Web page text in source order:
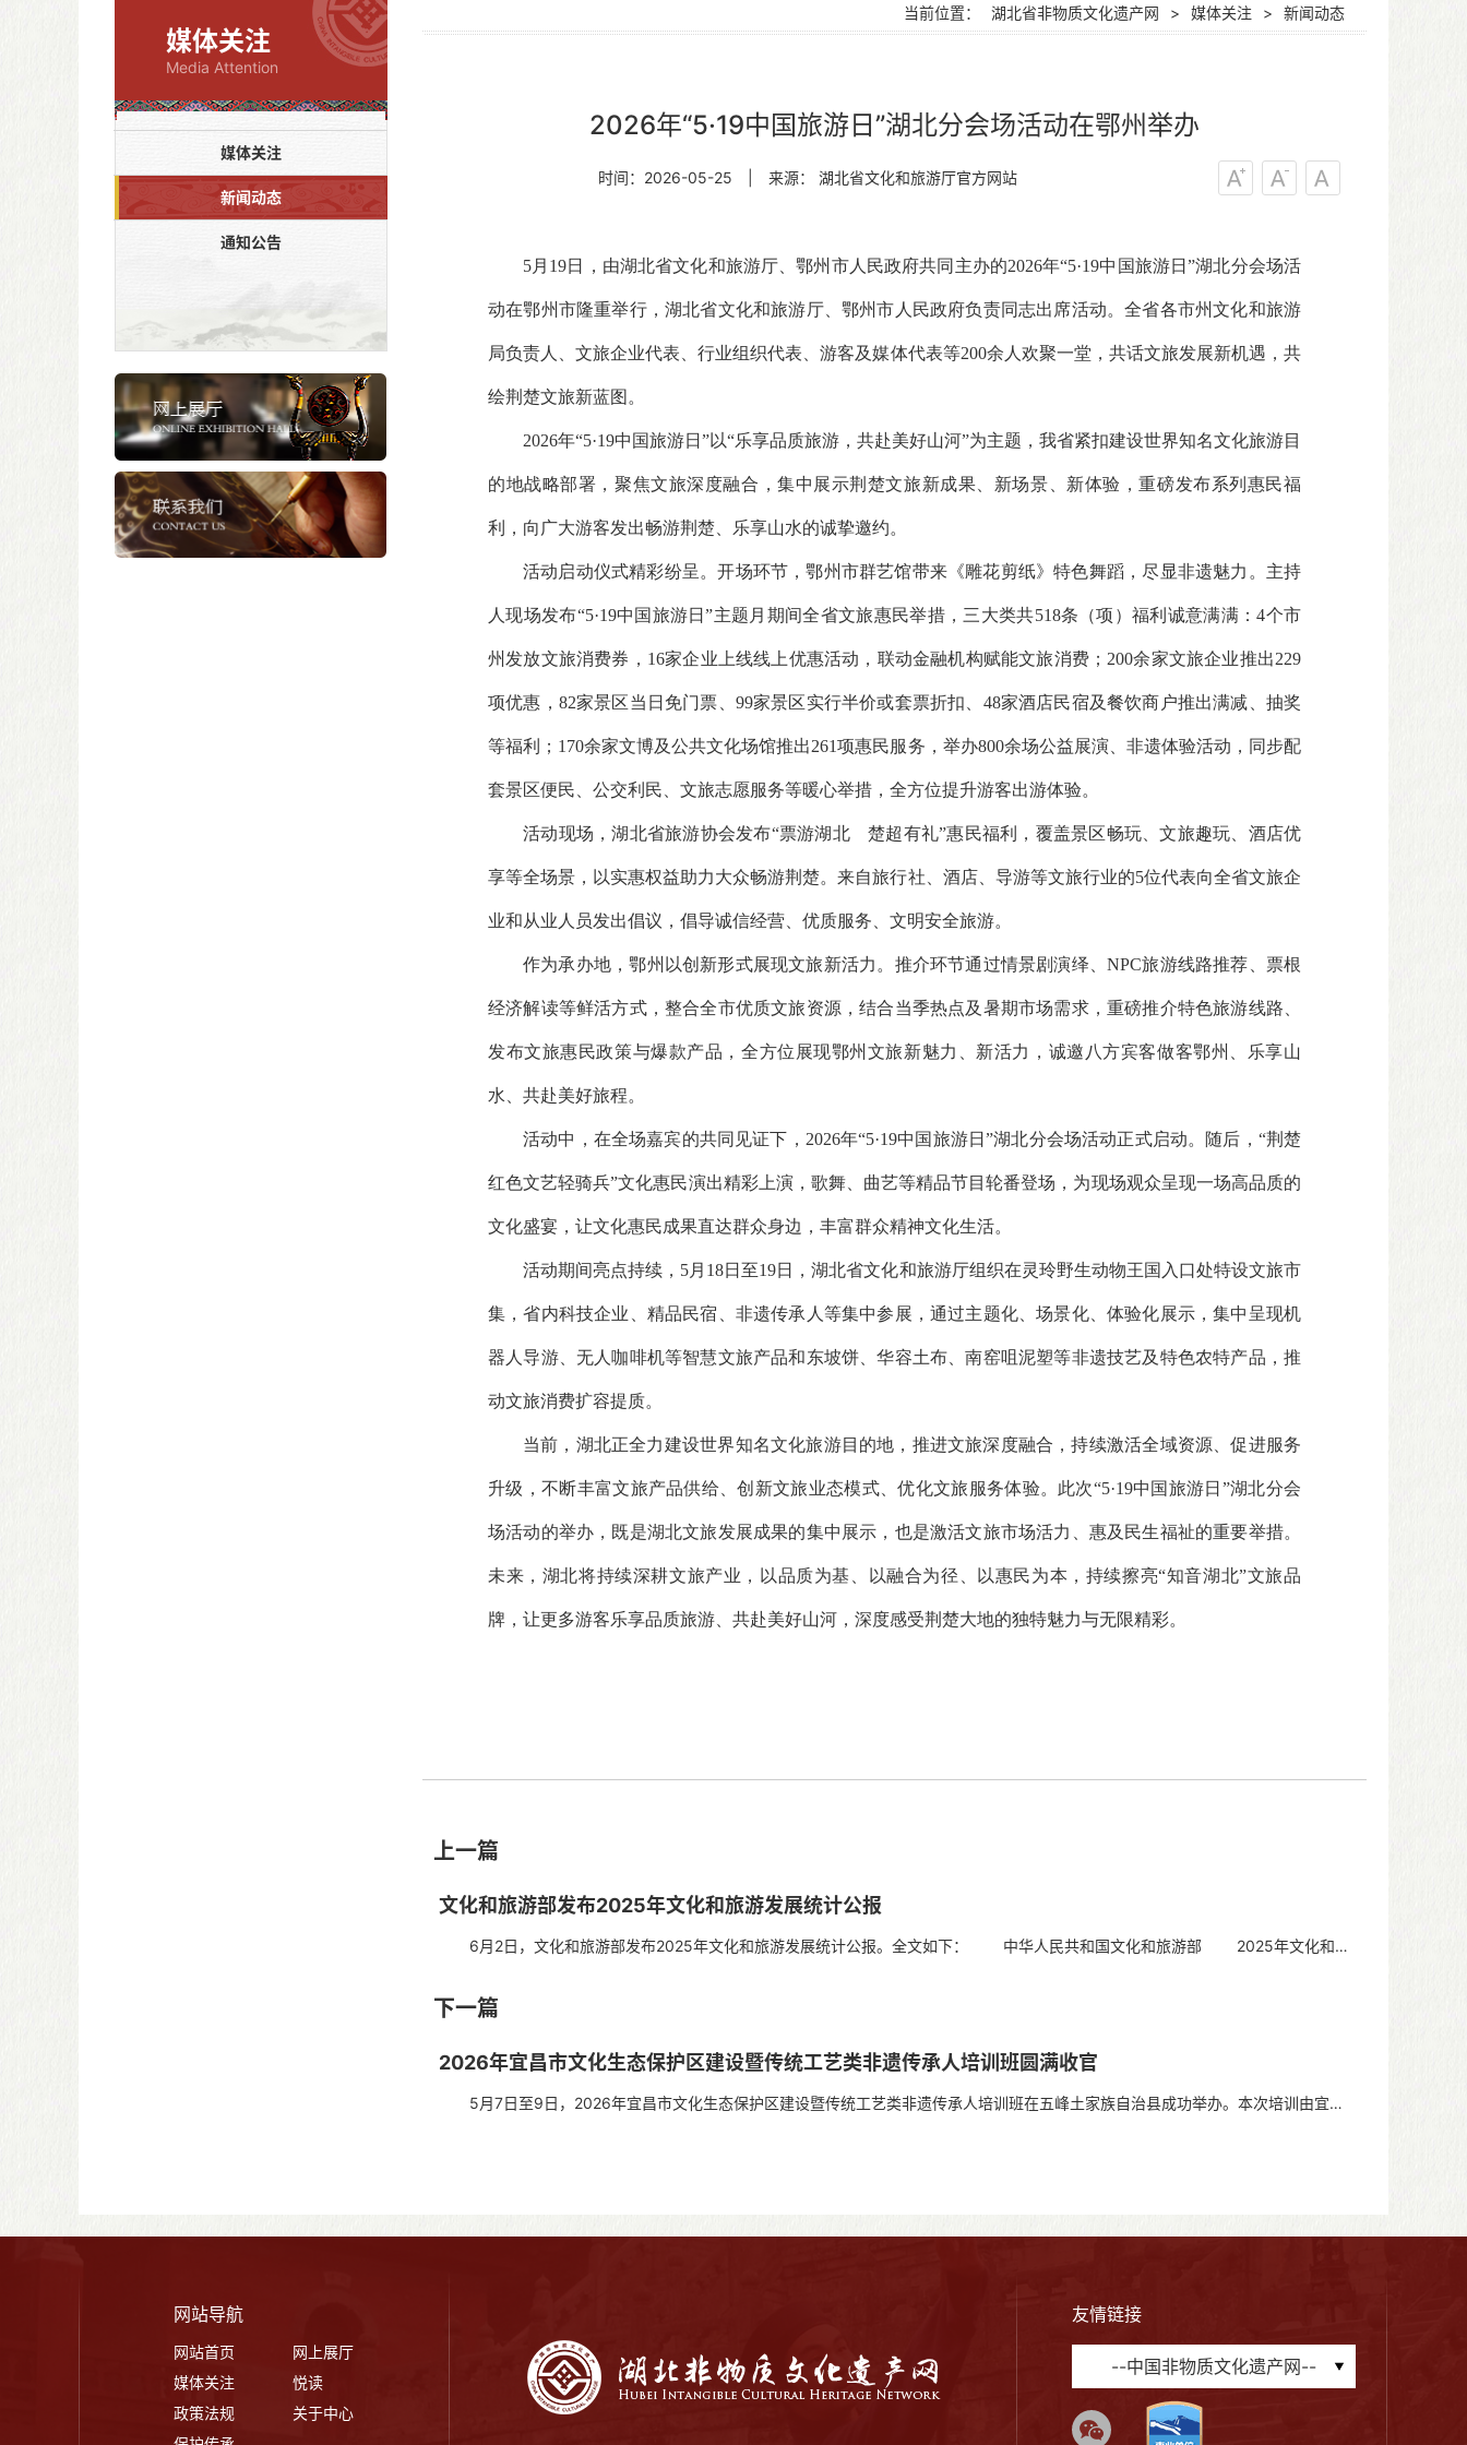
媒体关注
Media Attention
媒体关注
新闻动态
通知公告
当前位置： 湖北省非物质文化遗产网 > 媒体关注 > 新闻动态
2026年“5·19中国旅游日”湖北分会场活动在鄂州举办
时间：2026-05-25 来源： 湖北省文化和旅游厅官方网站
5月19日，由湖北省文化和旅游厅、鄂州市人民政府共同主办的2026年“5·19中国旅游日”湖北分会场活
动在鄂州市隆重举行，湖北省文化和旅游厅、鄂州市人民政府负责同志出席活动。全省各市州文化和旅游
局负责人、文旅企业代表、行业组织代表、游客及媒体代表等200余人欢聚一堂，共话文旅发展新机遇，共
绘荆楚文旅新蓝图。
2026年“5·19中国旅游日”以“乐享品质旅游，共赴美好山河”为主题，我省紧扣建设世界知名文化旅游目
的地战略部署，聚焦文旅深度融合，集中展示荆楚文旅新成果、新场景、新体验，重磅发布系列惠民福
利，向广大游客发出畅游荆楚、乐享山水的诚挚邀约。
活动启动仪式精彩纷呈。开场环节，鄂州市群艺馆带来《雕花剪纸》特色舞蹈，尽显非遗魅力。主持
人现场发布“5·19中国旅游日”主题月期间全省文旅惠民举措，三大类共518条（项）福利诚意满满：4个市
州发放文旅消费券，16家企业上线线上优惠活动，联动金融机构赋能文旅消费；200余家文旅企业推出229
项优惠，82家景区当日免门票、99家景区实行半价或套票折扣、48家酒店民宿及餐饮商户推出满减、抽奖
等福利；170余家文博及公共文化场馆推出261项惠民服务，举办800余场公益展演、非遗体验活动，同步配
套景区便民、公交利民、文旅志愿服务等暖心举措，全方位提升游客出游体验。
活动现场，湖北省旅游协会发布“票游湖北 楚超有礼”惠民福利，覆盖景区畅玩、文旅趣玩、酒店优
享等全场景，以实惠权益助力大众畅游荆楚。来自旅行社、酒店、导游等文旅行业的5位代表向全省文旅企
业和从业人员发出倡议，倡导诚信经营、优质服务、文明安全旅游。
作为承办地，鄂州以创新形式展现文旅新活力。推介环节通过情景剧演绎、NPC旅游线路推荐、票根
经济解读等鲜活方式，整合全市优质文旅资源，结合当季热点及暑期市场需求，重磅推介特色旅游线路、
发布文旅惠民政策与爆款产品，全方位展现鄂州文旅新魅力、新活力，诚邀八方宾客做客鄂州、乐享山
水、共赴美好旅程。
活动中，在全场嘉宾的共同见证下，2026年“5·19中国旅游日”湖北分会场活动正式启动。随后，“荆楚
红色文艺轻骑兵”文化惠民演出精彩上演，歌舞、曲艺等精品节目轮番登场，为现场观众呈现一场高品质的
文化盛宴，让文化惠民成果直达群众身边，丰富群众精神文化生活。
活动期间亮点持续，5月18日至19日，湖北省文化和旅游厅组织在灵玲野生动物王国入口处特设文旅市
集，省内科技企业、精品民宿、非遗传承人等集中参展，通过主题化、场景化、体验化展示，集中呈现机
器人导游、无人咖啡机等智慧文旅产品和东坡饼、华容土布、南窑咀泥塑等非遗技艺及特色农特产品，推
动文旅消费扩容提质。
当前，湖北正全力建设世界知名文化旅游目的地，推进文旅深度融合，持续激活全域资源、促进服务
升级，不断丰富文旅产品供给、创新文旅业态模式、优化文旅服务体验。此次“5·19中国旅游日”湖北分会
场活动的举办，既是湖北文旅发展成果的集中展示，也是激活文旅市场活力、惠及民生福祉的重要举措。
未来，湖北将持续深耕文旅产业，以品质为基、以融合为径、以惠民为本，持续擦亮“知音湖北”文旅品
牌，让更多游客乐享品质旅游、共赴美好山河，深度感受荆楚大地的独特魅力与无限精彩。
上一篇
文化和旅游部发布2025年文化和旅游发展统计公报
6月2日，文化和旅游部发布2025年文化和旅游发展统计公报。全文如下： 中华人民共和国文化和旅游部 2025年文化和旅
下一篇
2026年宜昌市文化生态保护区建设暨传统工艺类非遗传承人培训班圆满收官
5月7日至9日，2026年宜昌市文化生态保护区建设暨传统工艺类非遗传承人培训班在五峰土家族自治县成功举办。本次培训由宜昌
网站导航
网站首页
网上展厅
媒体关注
悦读
政策法规
关于中心
友情链接
--中国非物质文化遗产网--